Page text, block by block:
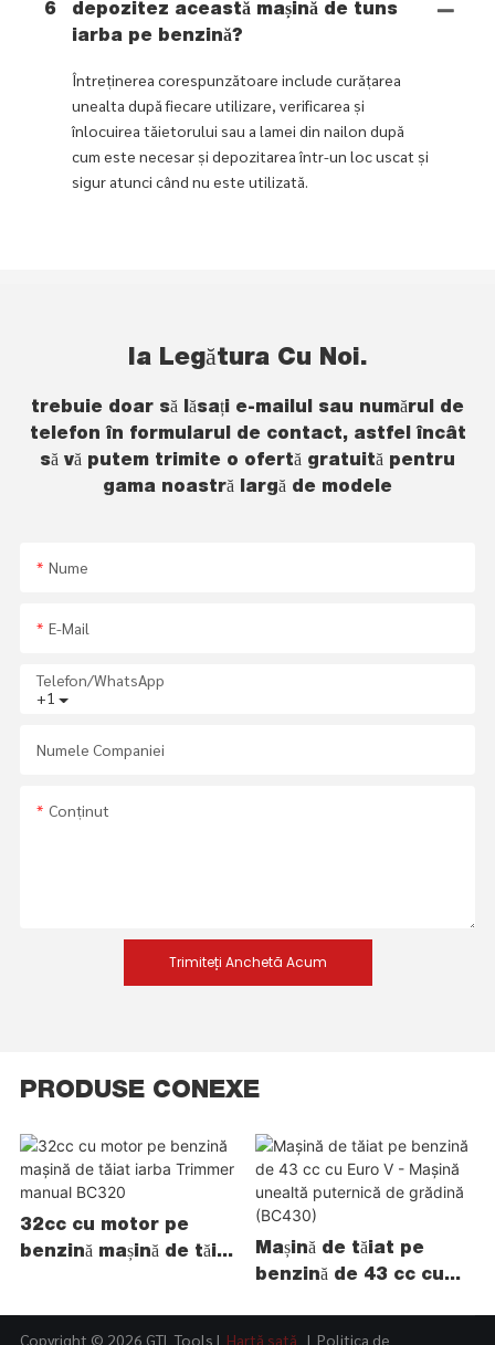
6
depozitez această mașină de tuns
iarba pe benzină?
Întreținerea corespunzătoare include curățarea
unealta după fiecare utilizare, verificarea și
înlocuirea tăietorului sau a lamei din nailon după
cum este necesar și depozitarea într-un loc uscat și
sigur atunci când nu este utilizată.
Ia Legătura Cu Noi.
trebuie doar să lăsați e-mailul sau numărul de
telefon în formularul de contact, astfel încât
să vă putem trimite o ofertă gratuită pentru
gama noastră largă de modele
Nume
E-Mail
+1
Telefon/WhatsApp
Numele Companiei
Conţinut
Trimiteți Anchetă Acum
PRODUSE CONEXE
32cc cu motor pe
benzină mașină de tăiat
Mașină de tăiat pe
benzină de 43 cc cu
Copyright © 2026 GTL Tools | Hartă sată | Politica de